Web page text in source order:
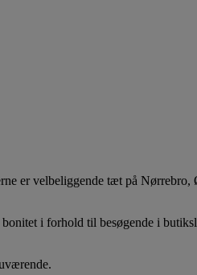
er velbeliggende tæt på
i forhold til besøgende i